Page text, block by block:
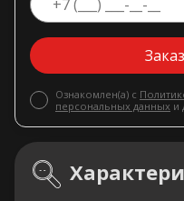
Ознакомлен(а) с
персональных данных и